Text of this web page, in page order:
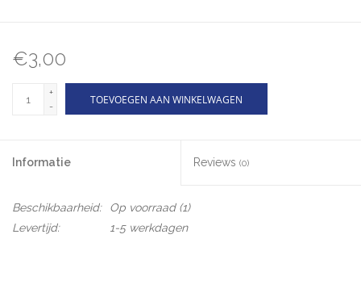
€3,00
+
-
TOEVOEGEN AAN WINKELWAGEN
Informatie Reviews (0)
Beschikbaarheid: Op voorraad(1)
Levertijd:
1-5 werkdagen